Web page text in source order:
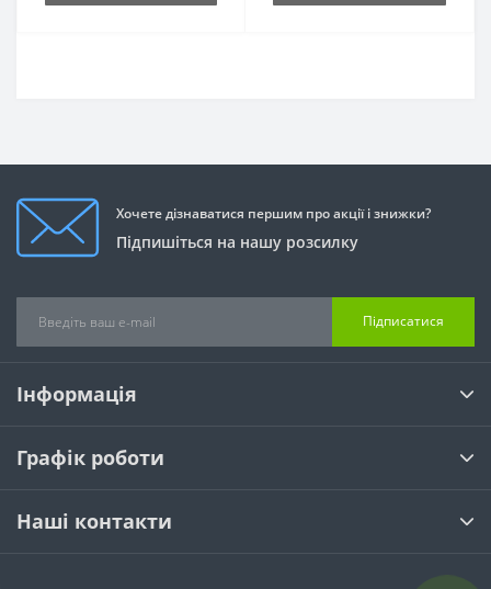
Хочете дізнаватися першим про акції і знижки?
Підпишіться на нашу розсилку
Підписатися
Інформація
Графік роботи
Наші контакти